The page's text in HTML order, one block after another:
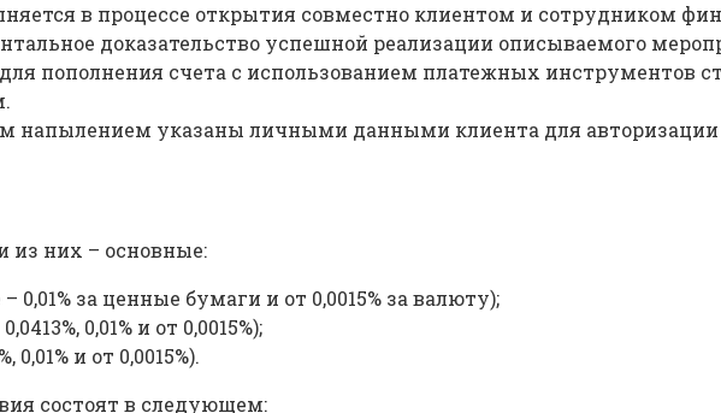
в процессе открытия совместно клиентом и сотрудником
доказательство успешной реализации описываемого
пополнения счета с использованием платежных инструментов
напылением указаны личными данными клиента для авторизации
из них – основные:
за ценные бумаги и от 0,0015% за валюту);
0,01% и от 0,0015%);
и от 0,0015%).
состоят в следующем: